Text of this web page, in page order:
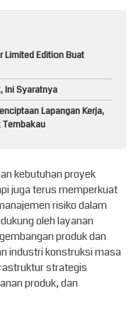
Limited Edition Buat
Ini Syaratnya
Lapangan Kerja,
Tembakau
kebutuhan proyek
juga terus memperkuat
risiko dalam
oleh layanan
produk dan
industri konstruksi masa
strategis
produk, dan